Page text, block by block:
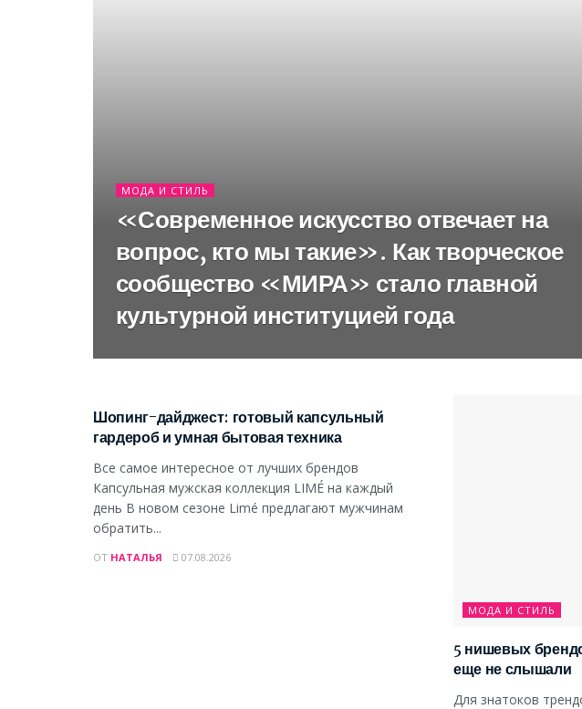
МОДА И СТИЛЬ
«Современное искусство отвечает на
вопрос, кто мы такие». Как творческое
сообщество «МИРА» стало главной
культурной институцией года
Шопинг-дайджест: готовый капсульный
гардероб и умная бытовая техника
Все самое интересное от лучших брендов
Капсульная мужская коллекция LIMÉ на каждый
день В новом сезоне Limé предлагают мужчинам
обратить...
ОТ НАТАЛЬЯ 07.08.2026
МОДА И СТИЛЬ
5 нишевых
еще не слышали
Для знатоков